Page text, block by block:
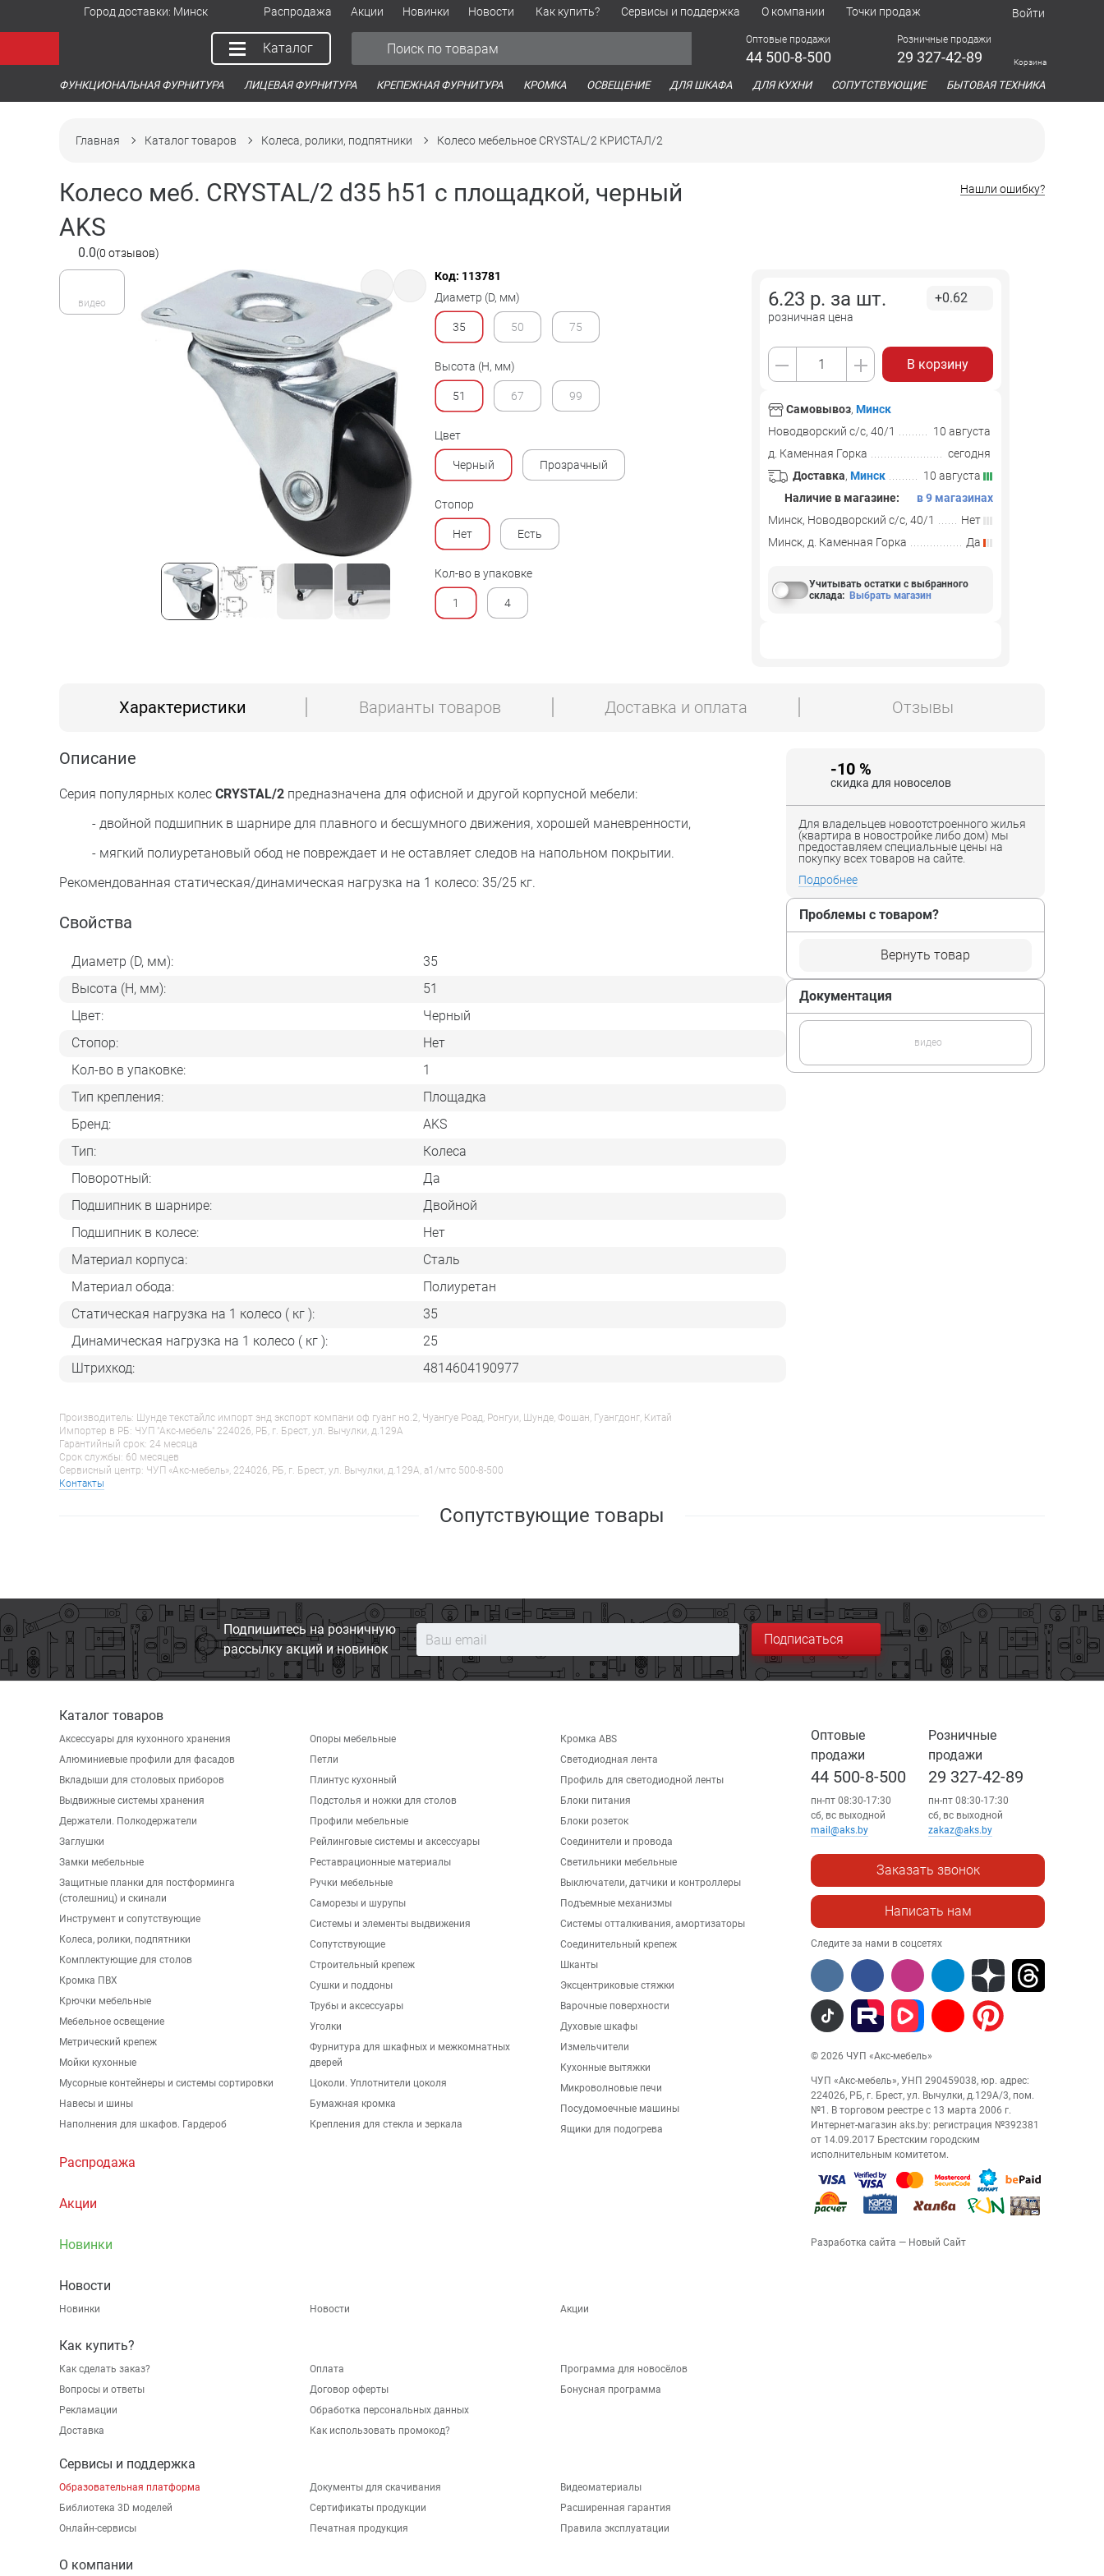
Город доставки: Минск Распродажа Акции Новинки Новости Как купить? Сервисы и поддержка О компании Точки продаж Войти
Каталог
Оптовые продажи
44 500-8-500
Розничные продажи
29 327-42-89 Корзина
ФУНКЦИОНАЛЬНАЯ ФУРНИТУРА ЛИЦЕВАЯ ФУРНИТУРА КРЕПЕЖНАЯ ФУРНИТУРА КРОМКА ОСВЕЩЕНИЕ ДЛЯ ШКАФА ДЛЯ КУХНИ СОПУТСТВУЮЩИЕ БЫТОВАЯ ТЕХНИКА
Главная Каталог товаров Колеса, ролики, подпятники Колесо мебельное CRYSTAL/2 КРИСТАЛ/2
Колесо меб. CRYSTAL/2 d35 h51 с площадкой, черный
AKS
0.0(0 отзывов)
Нашли ошибку?
видео
Код: 113781
Диаметр (D, мм)
35 50 75
Высота (H, мм)
51 67 99
Цвет
Черный Прозрачный
Стопор
Нет Есть
Кол-во в упаковке
1 4
6.23 р. за шт.
розничная цена
+0.62
В корзину
Самовывоз, Минск
Новодворский с/с, 40/1
10 августа
д. Каменная Горка
сегодня
Доставка, Минск
10 августа
Наличие в магазине:
в 9 магазинах
Минск, Новодворский с/с, 40/1
Нет
Минск, д. Каменная Горка
Да
Учитывать остатки с выбранного
склада: Выбрать магазин
Характеристики Варианты товаров Доставка и оплата Отзывы
Описание
Серия популярных колес CRYSTAL/2 предназначена для офисной и другой корпусной мебели:
- двойной подшипник в шарнире для плавного и бесшумного движения, хорошей маневренности,
- мягкий полиуретановый обод не повреждает и не оставляет следов на напольном покрытии.
Рекомендованная статическая/динамическая нагрузка на 1 колесо: 35/25 кг.
Свойства
Диаметр (D, мм):
35
Высота (H, мм):
51
Цвет:
Черный
Стопор:
Нет
Кол-во в упаковке:
1
Тип крепления:
Площадка
Бренд:
AKS
Тип:
Колеса
Поворотный:
Да
Подшипник в шарнире:
Двойной
Подшипник в колесе:
Нет
Материал корпуса:
Сталь
Материал обода:
Полиуретан
Статическая нагрузка на 1 колесо ( кг ):
35
Динамическая нагрузка на 1 колесо ( кг ):
25
Штрихкод:
4814604190977
Производитель: Шунде текстайлс импорт энд экспорт компани оф гуанг но.2, Чуангуе Роад, Ронгуи, Шунде, Фошан, Гуангдонг, Китай
Импортер в РБ: ЧУП "Акс-мебель" 224026, РБ, г. Брест, ул. Вычулки, д.129А
Гарантийный срок: 24 месяца
Срок службы: 60 месяцев
Сервисный центр: ЧУП «Акс-мебель», 224026, РБ, г. Брест, ул. Вычулки, д.129А, a1/мтс 500-8-500
Контакты
-10 %
скидка для новоселов
Для владельцев новоотстроенного жилья
(квартира в новостройке либо дом) мы
предоставляем специальные цены на
покупку всех товаров на сайте.
Подробнее
Проблемы с товаром?
Вернуть товар
Документация
видео
Сопутствующие товары
Подпишитесь на розничную
рассылку акций и новинок
Подписаться
Каталог товаров
Аксессуары для кухонного хранения
Алюминиевые профили для фасадов
Вкладыши для столовых приборов
Выдвижные системы хранения
Держатели. Полкодержатели
Заглушки
Замки мебельные
Защитные планки для постформинга
(столешниц) и скинали
Инструмент и сопутствующие
Колеса, ролики, подпятники
Комплектующие для столов
Кромка ПВХ
Крючки мебельные
Мебельное освещение
Метрический крепеж
Мойки кухонные
Мусорные контейнеры и системы сортировки
Навесы и шины
Наполнения для шкафов. Гардероб
Опоры мебельные
Петли
Плинтус кухонный
Подстолья и ножки для столов
Профили мебельные
Рейлинговые системы и аксессуары
Реставрационные материалы
Ручки мебельные
Саморезы и шурупы
Системы и элементы выдвижения
Сопутствующие
Строительный крепеж
Сушки и поддоны
Трубы и аксессуары
Уголки
Фурнитура для шкафных и межкомнатных
дверей
Цоколи. Уплотнители цоколя
Бумажная кромка
Крепления для стекла и зеркала
Кромка ABS
Светодиодная лента
Профиль для светодиодной ленты
Блоки питания
Блоки розеток
Соединители и провода
Светильники мебельные
Выключатели, датчики и контроллеры
Подъемные механизмы
Системы отталкивания, амортизаторы
Соединительный крепеж
Шканты
Эксцентриковые стяжки
Варочные поверхности
Духовые шкафы
Измельчители
Кухонные вытяжки
Микроволновые печи
Посудомоечные машины
Ящики для подогрева
Распродажа
Акции
Новинки
Новости
Новинки Новости Акции
Как купить?
Как сделать заказ?
Вопросы и ответы
Рекламации
Доставка
Оплата
Договор оферты
Обработка персональных данных
Как использовать промокод?
Программа для новосёлов
Бонусная программа
Сервисы и поддержка
Образовательная платформа
Библиотека 3D моделей
Онлайн-сервисы
Документы для скачивания
Сертификаты продукции
Печатная продукция
Видеоматериалы
Расширенная гарантия
Правила эксплуатации
О компании
Оптовые
продажи
44 500-8-500
пн-пт 08:30-17:30
сб, вс выходной
mail@aks.by
Розничные
продажи
29 327-42-89
пн-пт 08:30-17:30
сб, вс выходной
zakaz@aks.by
Заказать звонок
Написать нам
Следите за нами в соцсетях
© 2026 ЧУП «Акс-мебель»
ЧУП «Акс-мебель», УНП 290459038, юр. адрес:
224026, РБ, г. Брест, ул. Вычулки, д.129А/3, пом.
№1. В торговом реестре с 13 марта 2006 г.
Интернет-магазин aks.by: регистрация №392381
от 14.09.2017 Брестским городским
исполнительным комитетом.
Разработка сайта — Новый Сайт